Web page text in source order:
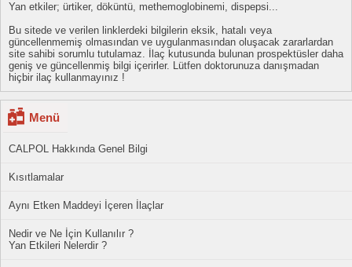
Yan etkiler; ürtiker, döküntü, methemoglobinemi, dispepsi...
Bu sitede ve verilen linklerdeki bilgilerin eksik, hatalı veya
güncellenmemiş olmasından ve uygulanmasından oluşacak zararlardan
site sahibi sorumlu tutulamaz. İlaç kutusunda bulunan prospektüsler daha
geniş ve güncellenmiş bilgi içerirler. Lütfen doktorunuza danışmadan
hiçbir ilaç kullanmayınız !
Menü
CALPOL Hakkında Genel Bilgi
Kısıtlamalar
Aynı Etken Maddeyi İçeren İlaçlar
Nedir ve Ne İçin Kullanılır ?
Yan Etkileri Nelerdir ?